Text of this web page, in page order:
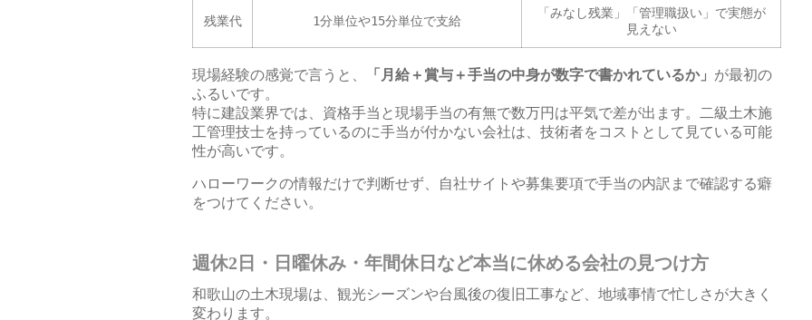
残業代 1分単位や15分単位で支給
「みなし残業」「管理職扱い」で実態が
見えない
現場経験の感覚で言うと、 「月給＋賞与＋手当の中身が数字で書かれているか」 が最初の
ふるいです。
特に建設業界では、資格手当と現場手当の有無で数万円は平気で差が出ます。二級土木施
工管理技士を持っているのに手当が付かない会社は、技術者をコストとして見ている可能
性が高いです。
ハローワークの情報だけで判断せず、自社サイトや募集要項で手当の内訳まで確認する癖
をつけてください。
週休2日・日曜休み・年間休日など本当に休める会社の見つけ方
和歌山の土木現場は、観光シーズンや台風後の復旧工事など、地域事情で忙しさが大きく
変わります。